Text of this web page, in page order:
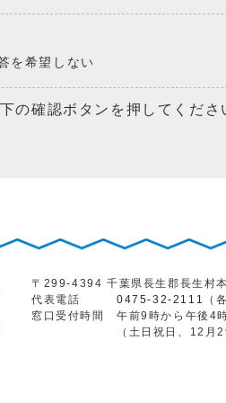
を希望しない
の確認ボタンを押してくださ
〒299-4394 千葉県長生郡長生村
代表電話
0475-32-2111 （
窓口受付時間
午前9時から午後4
（土日祝日、12月